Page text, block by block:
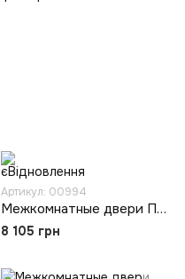
Артикул: 00994
Межкомнатные двери Папа Карло PL-01
8 105 грн